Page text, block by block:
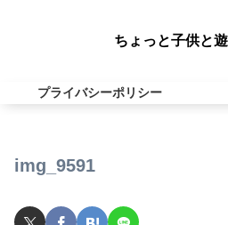
ちょっと子供と
プライバシーポリシー
img_9591